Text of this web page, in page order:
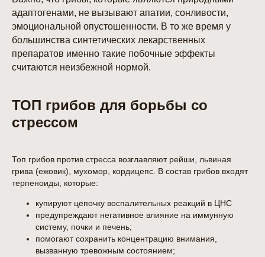
адаптогенами, не вызывают апатии, сонливости,
эмоциональной опустошенности. В то же время у
большинства синтетических лекарственных
препаратов именно такие побочные эффекты
считаются неизбежной нормой.
ТОП грибов для борьбы со
стрессом
Топ грибов против стресса возглавляют рейши, львиная
грива (ежовик), мухомор, кордицепс. В состав грибов входят
терпеноиды, которые:
купируют цепочку воспалительных реакций в ЦНС
предупреждают негативное влияние на иммунную
систему, почки и печень;
помогают сохранить концентрацию внимания,
вызванную тревожным состоянием;